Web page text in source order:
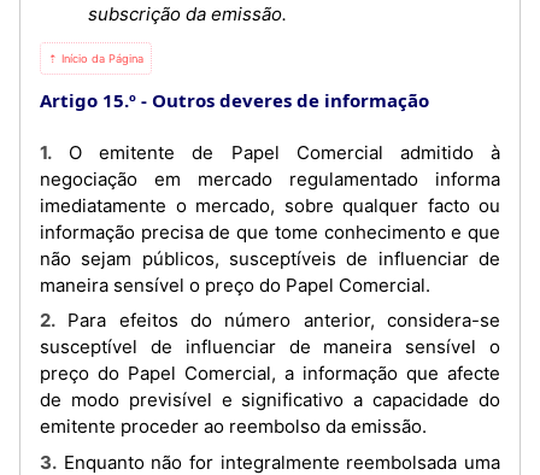
subscrição da emissão.
⇡ Início da Página
Artigo 15.º Outros deveres de informação
1. O emitente de Papel Comercial admitido à
negociação em mercado regulamentado informa
imediatamente o mercado, sobre qualquer facto ou
informação precisa de que tome conhecimento e que
não sejam públicos, susceptíveis de influenciar de
maneira sensível o preço do Papel Comercial.
2. Para efeitos do número anterior, considera-se
susceptível de influenciar de maneira sensível o
preço do Papel Comercial, a informação que afecte
de modo previsível e significativo a capacidade do
emitente proceder ao reembolso da emissão.
3. Enquanto não for integralmente reembolsada uma